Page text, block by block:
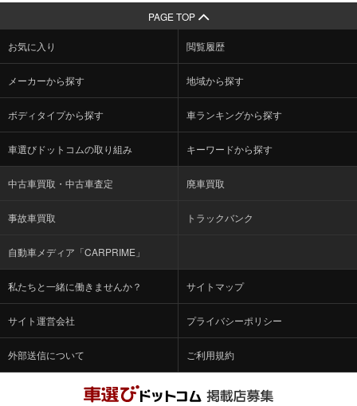
PAGE TOP
お気に入り 閲覧履歴
メーカーから探す 地域から探す
ボディタイプから探す 車ランキングから探す
車選びドットコムの取り組み キーワードから探す
中古車買取・中古車査定 廃車買取
事故車買取 トラックバンク
自動車メディア「CARPRIME」
私たちと一緒に働きませんか？ サイトマップ
サイト運営会社 プライバシーポリシー
外部送信について ご利用規約